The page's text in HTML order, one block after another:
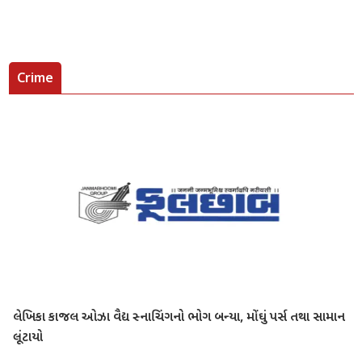
Crime
લેખિકા કાજલ ઓઝા વૈદ્ય સ્નાચિંગનો ભોગ બન્યા, મોંઘું પર્સ તથા સામાન
લૂંટાયો